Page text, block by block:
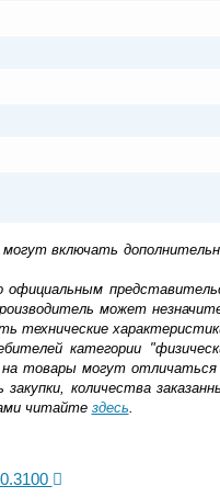
включать
официальным
может
технические
категории
на товары могут
количества
читайте здесь